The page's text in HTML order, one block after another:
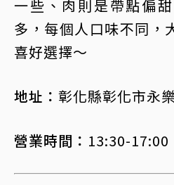
一些、肉則是帶點偏
多，每個人口味不同，
喜好選擇～
地址： 彰化縣彰化市永
營業時間： 13:30-17:00